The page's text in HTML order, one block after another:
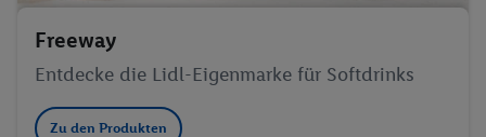
Freeway
Entdecke die Lidl-Eigenmarke für Softdrinks
Zu den Produkten